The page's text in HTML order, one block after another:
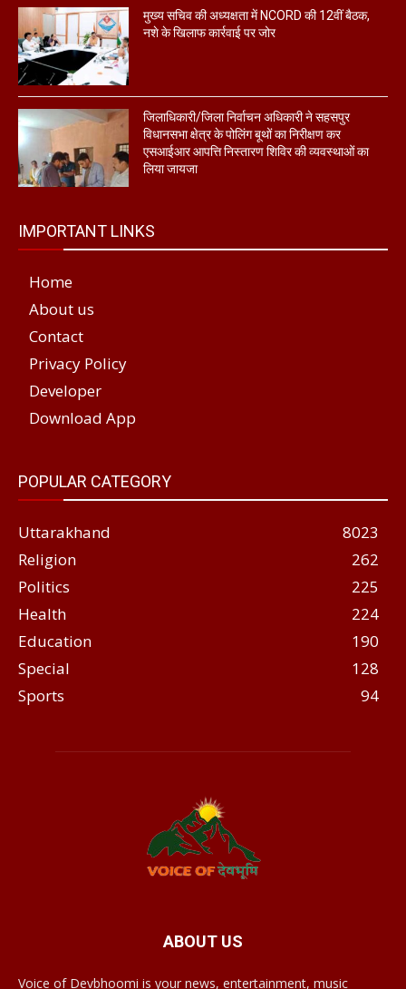
मुख्य सचिव की अध्यक्षता में NCORD की 12वीं बैठक,
नशे के खिलाफ कार्रवाई पर जोर
जिलाधिकारी/जिला निर्वाचन अधिकारी ने सहसपुर
विधानसभा क्षेत्र के पोलिंग बूथों का निरीक्षण कर
एसआईआर आपत्ति निस्तारण शिविर की व्यवस्थाओं का
लिया जायजा
IMPORTANT LINKS
Home
About us
Contact
Privacy Policy
Developer
Download App
POPULAR CATEGORY
Uttarakhand
8023
Religion
262
Politics
225
Health
224
Education
190
Special
128
Sports
94
ABOUT US
Voice of Devbhoomi is your news, entertainment, music